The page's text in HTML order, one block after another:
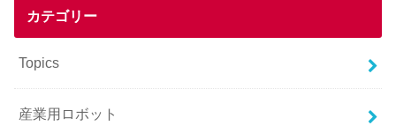
カテゴリー
Topics
産業用ロボット